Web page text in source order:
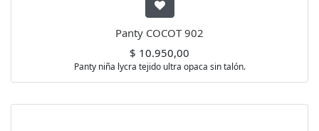
Panty COCOT 902
$ 10.950,00
Panty niña lycra tejido ultra opaca sin talón.